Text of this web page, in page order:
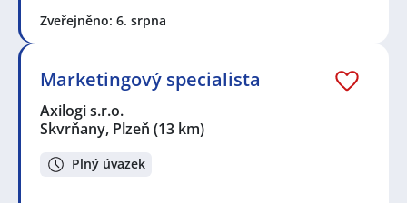
Zveřejněno: 6. srpna
Marketingový specialista
Axilogi s.r.o.
Skvrňany, Plzeň (13 km)
Plný úvazek